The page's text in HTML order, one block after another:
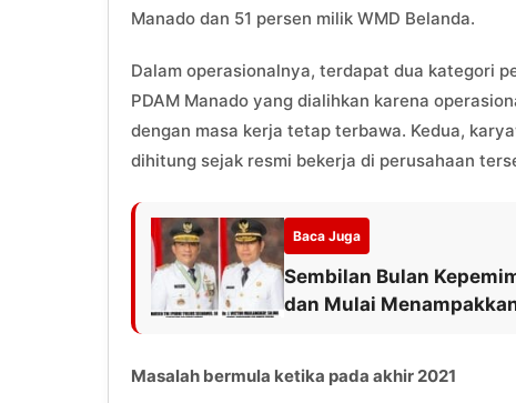
Manado dan 51 persen milik WMD Belanda.
Dalam operasionalnya, terdapat dua kategori
PDAM Manado yang dialihkan karena
dengan masa kerja tetap terbawa. Kedua,
dihitung sejak resmi bekerja di perusahaan
Baca Juga
Sembilan Bulan
dan Mulai
Masalah bermula ketika pada akhir 2021